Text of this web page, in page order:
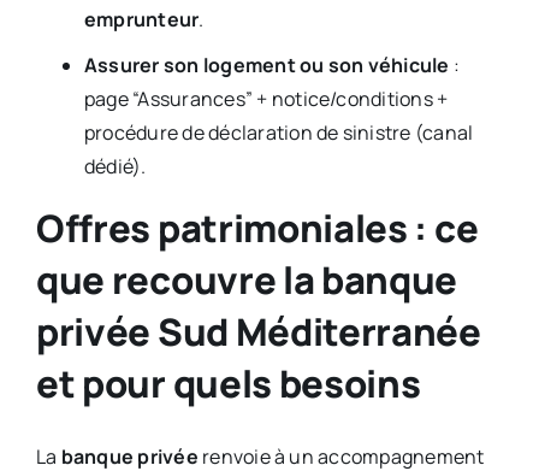
emprunteur.
Assurer son logement ou son véhicule :
page “Assurances” + notice/conditions +
procédure de déclaration de sinistre (canal
dédié).
Offres patrimoniales : ce
que recouvre la banque
privée Sud Méditerranée
et pour quels besoins
La banque privée renvoie à un accompagnement